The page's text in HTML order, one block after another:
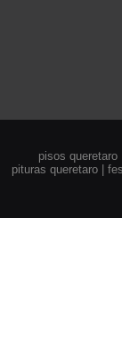
pisos
pituras queretaro |